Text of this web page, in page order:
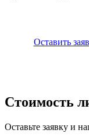
Оставить
Стоимость
Оставьте заявку и